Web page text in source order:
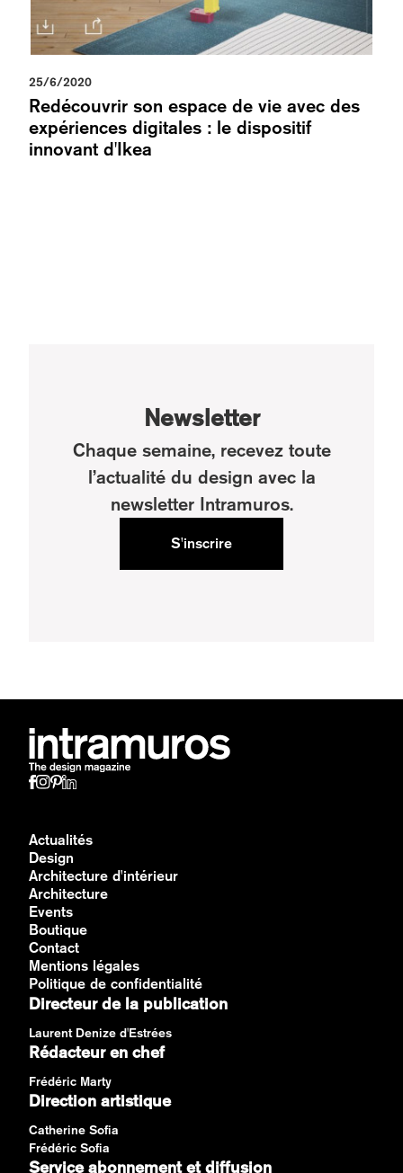
25/6/2020
Redécouvrir son espace de vie avec des
expériences digitales : le dispositif
innovant d'Ikea
Newsletter
Chaque semaine, recevez toute
l’actualité du design avec la
newsletter Intramuros.
S'inscrire
Actualités
Design
Architecture d'intérieur
Architecture
Events
Boutique
Contact
Mentions légales
Politique de confidentialité
Directeur de la publication
Laurent Denize d'Estrées
Rédacteur en chef
Frédéric Marty
Direction artistique
Catherine Sofia
Frédéric Sofia
Service abonnement et diffusion